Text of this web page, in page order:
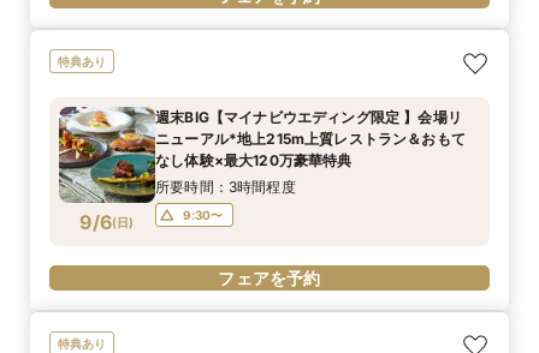
特典あり
9/6(日)
週末BIG【マイナビウエディング限定 】会場リ
ニューアル*地上215m上質レストラン＆おもて
なし体験×最大120万豪華特典
所要時間：3時間程度
9:30〜
フェアを予約
特典あり